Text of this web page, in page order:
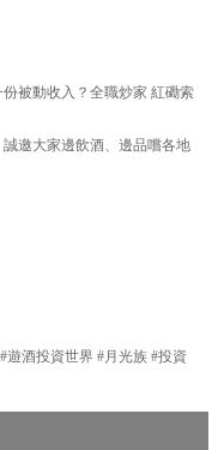
被動收入？全職炒家 紅磡索
邀大家邊飲酒、邊品嚐各地
遊酒投資世界 #月光族 #投資